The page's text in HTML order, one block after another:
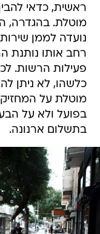
ראשית, כדאי
מוטלת. בהגדרה,
נועדה לממן
רחב אותו נותנת
פעילות הרשות.
כלשהו, לא ניתן
מוטלת על
בפועל ולא על
בתשלום ארנונה.